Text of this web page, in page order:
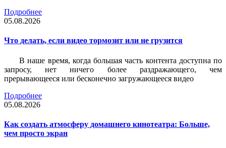
Подробнее
05.08.2026
Что делать, если видео тормозит или не грузится
В наше время, когда большая часть контента доступна по
запросу, нет ничего более раздражающего, чем
прерывающееся или бесконечно загружающееся видео
Подробнее
05.08.2026
Как создать атмосферу домашнего кинотеатра: Больше,
чем просто экран